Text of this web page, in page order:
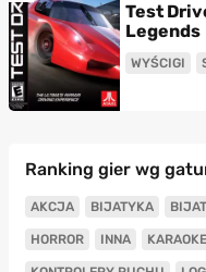
Test
Legends
WYŚCIGI
Ranking gier wg
AKCJA BIJATYKA
HORROR INNA KARAOKE